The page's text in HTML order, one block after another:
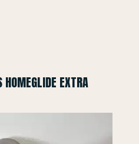
HOMEGLIDE EXTRA